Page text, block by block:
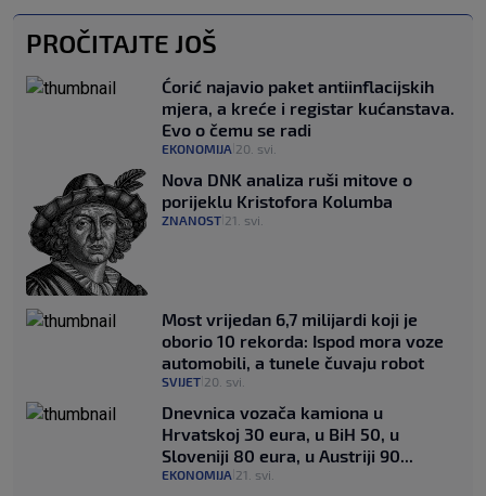
PROČITAJTE JOŠ
Ćorić najavio paket antiinflacijskih
mjera, a kreće i registar kućanstava.
Evo o čemu se radi
EKONOMIJA 20. svi.
Nova DNK analiza ruši mitove o
porijeklu Kristofora Kolumba
ZNANOST 21. svi.
Most vrijedan 6,7 milijardi koji je
oborio 10 rekorda: Ispod mora voze
automobili, a tunele čuvaju robot
SVIJET 20. svi.
Dnevnica vozača kamiona u
Hrvatskoj 30 eura, u BiH 50, u
Sloveniji 80 eura, u Austriji 90...
EKONOMIJA 21. svi.